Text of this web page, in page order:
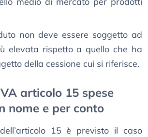
non deve essere soggetto ad
elevata rispetto a quello che ha
della cessione cui si riferisce.
articolo 15 spese
nome e per conto
15 è previsto il caso